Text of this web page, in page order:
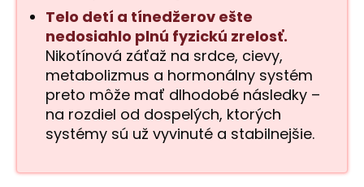
Telo detí a tínedžerov ešte
nedosiahlo plnú fyzickú zrelosť.
Nikotínová záťaž na srdce, cievy,
metabolizmus a hormonálny systém
preto môže mať dlhodobé následky –
na rozdiel od dospelých, ktorých
systémy sú už vyvinuté a stabilnejšie.